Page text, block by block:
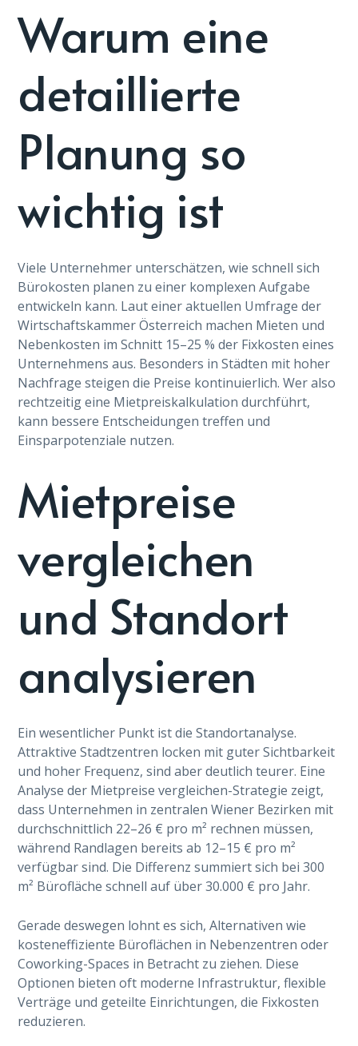
Warum eine
detaillierte
Planung so
wichtig ist
Viele Unternehmer unterschätzen, wie schnell sich
Bürokosten planen zu einer komplexen Aufgabe
entwickeln kann. Laut einer aktuellen Umfrage der
Wirtschaftskammer Österreich machen Mieten und
Nebenkosten im Schnitt 15–25 % der Fixkosten eines
Unternehmens aus. Besonders in Städten mit hoher
Nachfrage steigen die Preise kontinuierlich. Wer also
rechtzeitig eine Mietpreiskalkulation durchführt,
kann bessere Entscheidungen treffen und
Einsparpotenziale nutzen.
Mietpreise
vergleichen
und Standort
analysieren
Ein wesentlicher Punkt ist die Standortanalyse.
Attraktive Stadtzentren locken mit guter Sichtbarkeit
und hoher Frequenz, sind aber deutlich teurer. Eine
Analyse der Mietpreise vergleichen-Strategie zeigt,
dass Unternehmen in zentralen Wiener Bezirken mit
durchschnittlich 22–26 € pro m² rechnen müssen,
während Randlagen bereits ab 12–15 € pro m²
verfügbar sind. Die Differenz summiert sich bei 300
m² Bürofläche schnell auf über 30.000 € pro Jahr.
Gerade deswegen lohnt es sich, Alternativen wie
kosteneffiziente Büroflächen in Nebenzentren oder
Coworking-Spaces in Betracht zu ziehen. Diese
Optionen bieten oft moderne Infrastruktur, flexible
Verträge und geteilte Einrichtungen, die Fixkosten
reduzieren.